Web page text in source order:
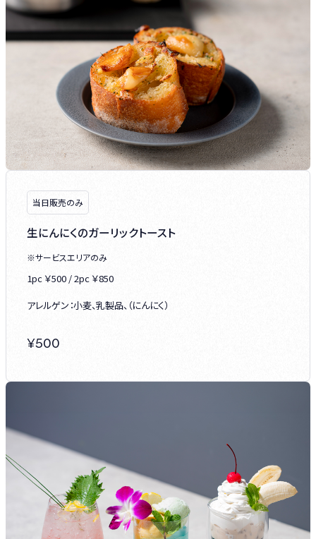
当日販売のみ
生にんにくのガーリックトースト
※サービスエリアのみ
1pc ￥500 / 2pc ￥850
アレルゲン：小麦、乳製品、（にんにく）
¥500